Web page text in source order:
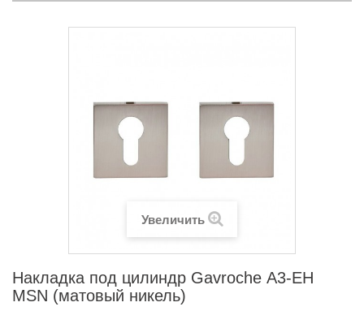
Увеличить
Накладка под цилиндр Gavroche А3-EH
MSN (матовый никель)